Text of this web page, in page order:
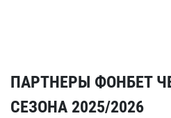
ПАРТНЕРЫ ФОНБЕТ
СЕЗОНА 2025/2026